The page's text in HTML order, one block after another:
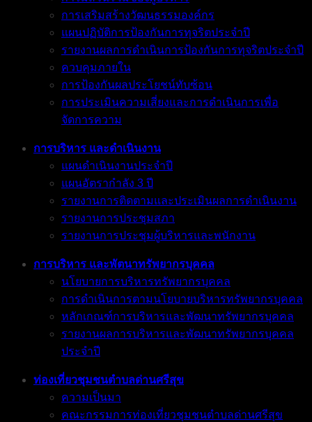
การเสริมสร้างวัฒนธรรมองค์กร
แผนปฏิบัติการป้องกันการทุจริตประจำปี
รายงานผลการดำเนินการป้องกันการทุจริตประจำปี
ควบคุมภายใน
การป้องกันผลประโยชน์ทับซ้อน
การประเมินความเสี่ยงและการดำเนินการเพื่อ
จัดการความ
การบริหาร และดำเนินงาน
แผนดำเนินงานประจำปี
แผนอัตรากำลัง 3 ปี
รายงานการติดตามและประเมินผลการดำเนินงาน
รายงานการประชุมสภา
รายงานการประชุมผู้บริหารและพนักงาน
การบริหาร และพัตนาทรัพยากรบุคคล
นโยบายการบริหารทรัพยากรบุคคล
การดำเนินการตามนโยบายบริหารทรัพยากรบุคคล
หลักเกณฑ์การบริหารและพัฒนาทรัพยากรบุคคล
รายงานผลการบริหารและพัฒนาทรัพยากรบุคคล
ประจำปี
ท่องเที่ยวชุมชนตำบลด่านศรีสุข
ความเป็นมา
คณะกรรมการท่องเที่ยวชุมชนตำบลด่านศรีสุข